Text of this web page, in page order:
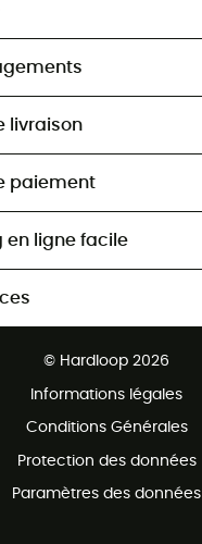
livraison
paiement
en ligne facile
© Hardloop 2026
Informations légales
Conditions Générales
Protection des données
Paramètres des données